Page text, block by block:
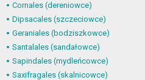
Cornales (dereniowce)
Dipsacales (szczeciowce)
Geraniales (bodziszkowce)
Santalales (sandałowce)
Sapindales (mydleńcowce)
Saxifragales (skalnicowce)